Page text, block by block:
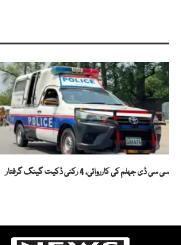
سی سی ڈی جہلم کی کارروائی، 4 رکنی ڈکیت گینگ گرفتار